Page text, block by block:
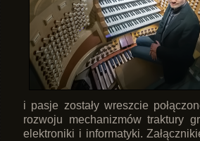
i pasje zostały wreszcie
rozwoju mechanizmów traktury
elektroniki i informatyki.